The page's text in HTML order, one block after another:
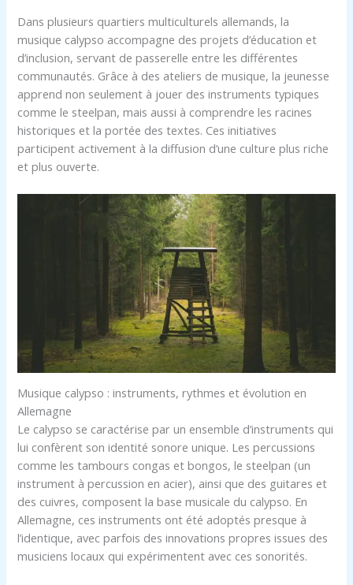
Dans plusieurs quartiers multiculturels allemands, la
musique calypso accompagne des projets d’éducation et
d’inclusion, servant de passerelle entre les différentes
communautés. Grâce à des ateliers de musique, la jeunesse
apprend non seulement à jouer des instruments typiques
comme le steelpan, mais aussi à comprendre les racines
historiques et la portée des textes. Ces initiatives
participent activement à la diffusion d’une culture plus riche
et plus ouverte.
Musique calypso : instruments, rythmes et évolution en
Allemagne
Le calypso se caractérise par un ensemble d’instruments qui
lui confèrent son identité sonore unique. Les percussions
comme les tambours congas et bongos, le steelpan (un
instrument à percussion en acier), ainsi que des guitares et
des cuivres, composent la base musicale du calypso. En
Allemagne, ces instruments ont été adoptés presque à
l’identique, avec parfois des innovations propres issues des
musiciens locaux qui expérimentent avec ces sonorités.